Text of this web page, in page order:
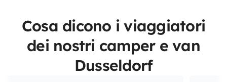
Cosa dicono i viaggiatori
dei nostri camper e van
Dusseldorf